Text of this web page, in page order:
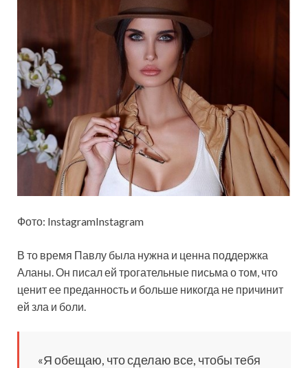
Фото: InstagramInstagram
В то время Павлу была нужна и ценна поддержка
Аланы. Он писал ей трогательные письма о том, что
ценит ее преданность и больше никогда не причинит
ей зла и боли.
«Я обещаю, что сделаю все, чтобы тебя